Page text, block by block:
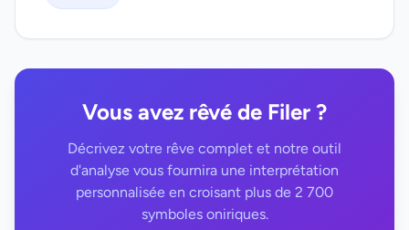
Vous avez rêvé de Filer ?
Décrivez votre rêve complet et notre outil
d'analyse vous fournira une interprétation
personnalisée en croisant plus de 2 700
symboles oniriques.